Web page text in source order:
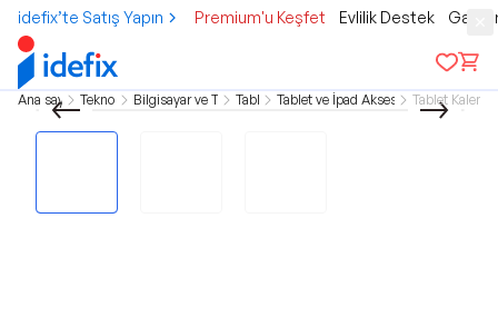
idefix’te Satış Yapın Premium'u Keşfet Evlilik Destek
Ana sayfa Teknoloji Bilgisayar ve TabletTablet Tablet ve İpad Aksesuarları
Tablet